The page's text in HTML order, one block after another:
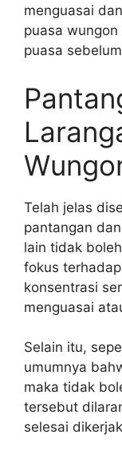
menguasai
puasa
puasa
Telah jelas
pantangan
lain tidak
fokus
konsentrasi
menguasai
Selain itu,
umumnya
maka tidak
tersebut
selesai